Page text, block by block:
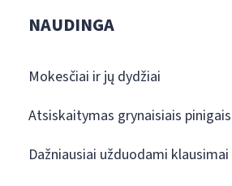
NAUDINGA
Mokesčiai ir jų dydžiai
Atsiskaitymas grynaisiais pinigais
Dažniausiai užduodami klausimai